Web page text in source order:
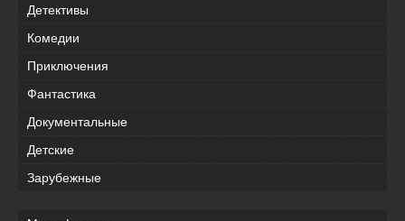
Детективы
Комедии
Приключения
Фантастика
Документальные
Детские
Зарубежные